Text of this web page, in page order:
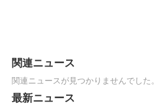
関連ニュース
関連ニュースが見つかりませんでした。
最新ニュース